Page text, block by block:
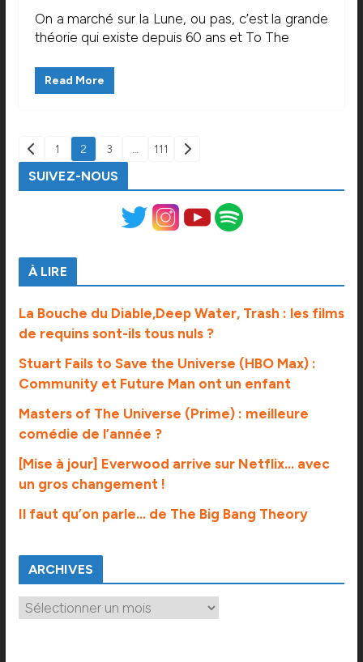
On a marché sur la Lune, ou pas, c’est la grande
théorie qui existe depuis 60 ans et To The
Read More
PAGINATION
DES
PUBLICATIONS
1 2 3 … 111
SUIVEZ-NOUS
À LIRE
La Bouche du Diable,Deep Water, Trash : les films
de requins sont-ils tous nuls ?
Stuart Fails to Save the Universe (HBO Max) :
Community et Future Man ont un enfant
Masters of The Universe (Prime) : meilleure
comédie de l’année ?
[Mise à jour] Everwood arrive sur Netflix… avec
un gros changement !
Il faut qu’on parle… de The Big Bang Theory
ARCHIVES
A
r